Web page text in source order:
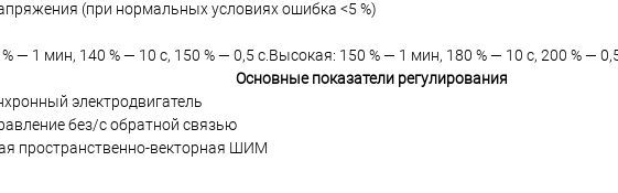
(при нормальных условиях ошибка <5 %)
— 1 мин, 140 % — 10 с, 150 % — 0,5 с.Высокая: 150 % — 1 мин, 180 % — 10 с, 200 % —
Основные показатели регулирования
электродвигатель
без/с обратной связью
пространственно-векторная ШИМ